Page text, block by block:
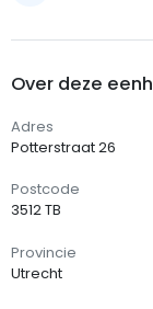
Over deze
Adres
Potterstraat 26
Postcode
3512 TB
Provincie
Utrecht